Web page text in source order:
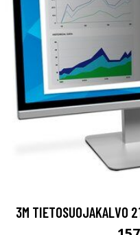
3M TIETOSUOJAKALVO